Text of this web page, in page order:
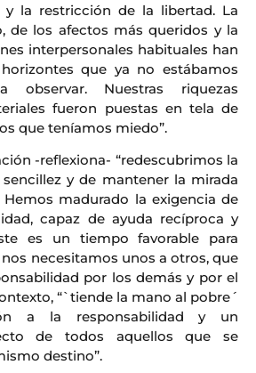
la restricción de la libertad. La
de los afectos más queridos y la
interpersonales habituales han
que ya no estábamos
observar. Nuestras riquezas
fueron puestas en tela de
que teníamos miedo”.
-reflexiona- “redescubrimos la
y de mantener la mirada
madurado la exigencia de
capaz de ayuda recíproca y
es un tiempo favorable para
necesitamos unos a otros, que
por los demás y por el
“`tiende la mano al pobre´
a la responsabilidad y un
de todos aquellos que se
destino”.